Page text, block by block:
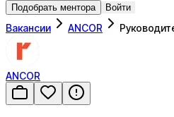
Подобрать ментора Войти
Вакансии ANCOR
ANCOR